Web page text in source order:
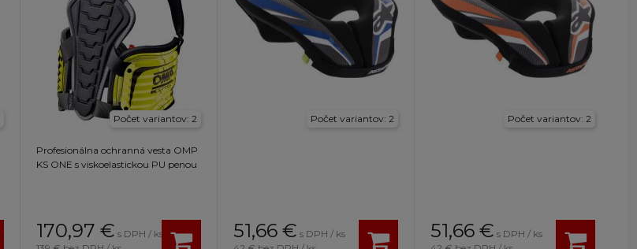
Počet variantov: 2
Profesionálna ochranná vesta OMP
KS ONE s viskoelastickou PU penou
170,97 € s DPH / ks
Počet variantov: 2
51,66 € s DPH / ks
Počet variantov: 2
51,66 € s DPH / ks